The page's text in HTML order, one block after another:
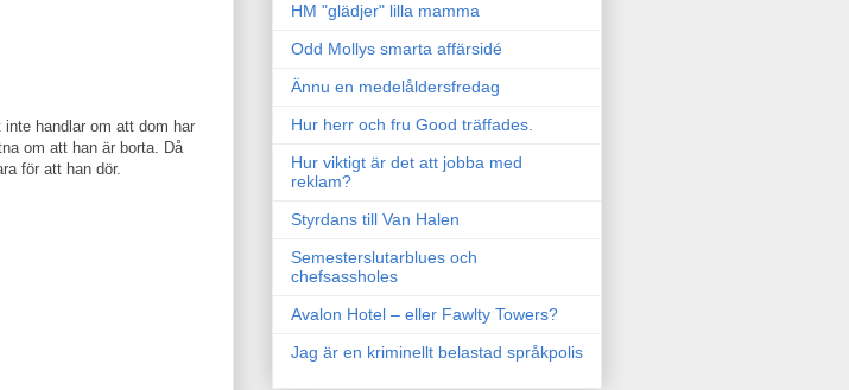
handlar om att dom har
om att han är borta. Då
för att han dör.
HM "glädjer" lilla mamma
Odd Mollys smarta affärsidé
Ännu en medelåldersfredag
Hur herr och fru Good träffades.
Hur viktigt är det att jobba med
reklam?
Styrdans till Van Halen
Semesterslutarblues och
chefsassholes
Avalon Hotel – eller Fawlty Towers?
Jag är en kriminellt belastad språkpolis